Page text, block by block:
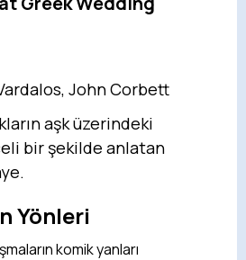
John Corbett
aşk üzerindeki
bir şekilde anlatan
Yönleri
komik yanları